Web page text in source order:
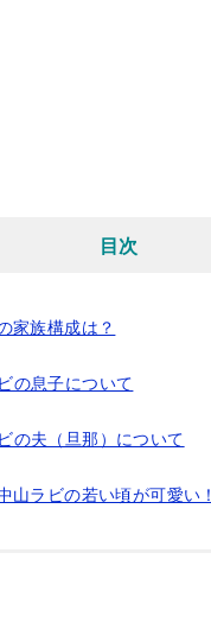
目次
家族構成は？
の息子について
の夫（旦那）について
山ラビの若い頃が可愛い！